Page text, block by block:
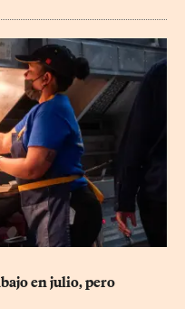
en julio, pero